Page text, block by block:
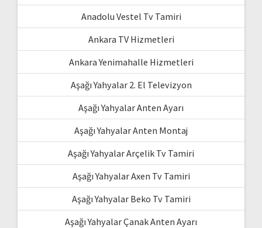
Anadolu Vestel Tv Tamiri
Ankara TV Hizmetleri
Ankara Yenimahalle Hizmetleri
Aşağı Yahyalar 2. El Televizyon
Aşağı Yahyalar Anten Ayarı
Aşağı Yahyalar Anten Montaj
Aşağı Yahyalar Arçelik Tv Tamiri
Aşağı Yahyalar Axen Tv Tamiri
Aşağı Yahyalar Beko Tv Tamiri
Aşağı Yahyalar Çanak Anten Ayarı